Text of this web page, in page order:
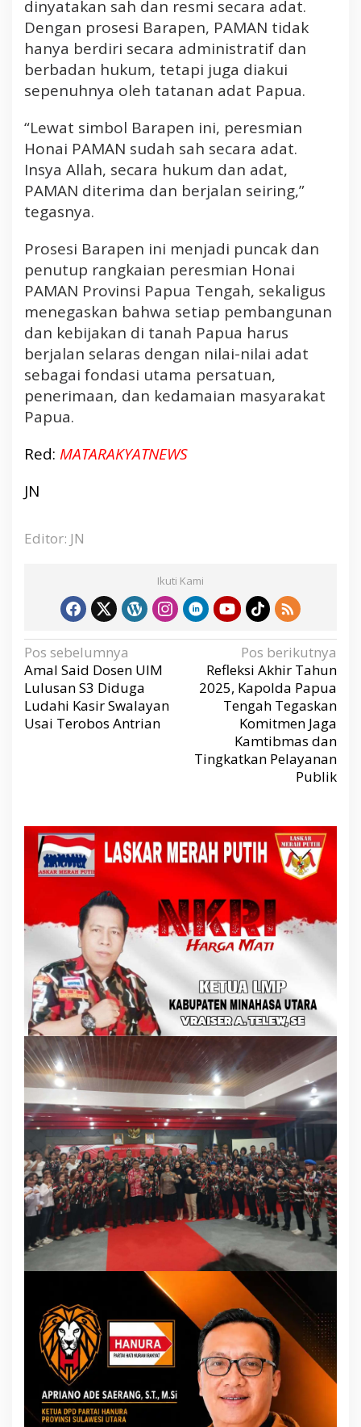
dinyatakan sah dan resmi secara adat.
Dengan prosesi Barapen, PAMAN tidak
hanya berdiri secara administratif dan
berbadan hukum, tetapi juga diakui
sepenuhnya oleh tatanan adat Papua.
“Lewat simbol Barapen ini, peresmian
Honai PAMAN sudah sah secara adat.
Insya Allah, secara hukum dan adat,
PAMAN diterima dan berjalan seiring,”
tegasnya.
Prosesi Barapen ini menjadi puncak dan
penutup rangkaian peresmian Honai
PAMAN Provinsi Papua Tengah, sekaligus
menegaskan bahwa setiap pembangunan
dan kebijakan di tanah Papua harus
berjalan selaras dengan nilai-nilai adat
sebagai fondasi utama persatuan,
penerimaan, dan kedamaian masyarakat
Papua.
Red: MATARAKYATNEWS
JN
Editor: JN
Ikuti Kami
N
a
v
i
g
a
s
i
p
o
Pos sebelumnya
Amal Said Dosen UIM
Lulusan S3 Diduga
Ludahi Kasir Swalayan
Usai Terobos Antrian
Pos berikutnya
Refleksi Akhir Tahun
2025, Kapolda Papua
Tengah Tegaskan
Komitmen Jaga
Kamtibmas dan
Tingkatkan Pelayanan
Publik